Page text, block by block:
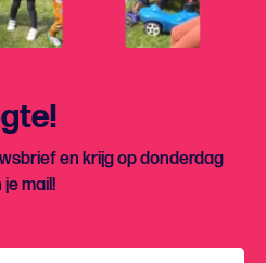
en krijg op donderdag
mail!